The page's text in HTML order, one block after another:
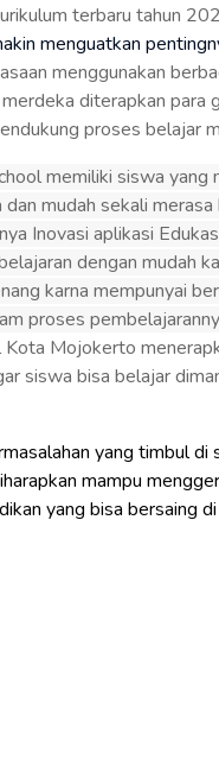
terbaru tahun
menguatkan
menggunakan
diterapkan para
proses belajar
memiliki siswa
mudah sekali
Inovasi aplikasi
dengan mudah
karna mempunyai
proses
Kota Mojokerto
siswa bisa belajar
yang timbul
mampu
yang bisa bersaing